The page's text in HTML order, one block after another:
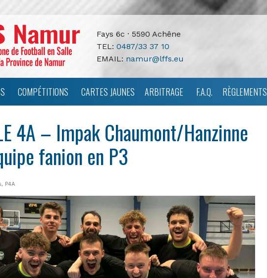
Fays 6c · 5590 Achêne
TEL: 0487/33 37 10
EMAIL: namur@lffs.eu
COMPÉTITIONS CARTES JAUNES ARBITRAGE F.A.Q. RÈGLEMENTS
4A – Impak Chaumont/Hanzinne
fanion en P3
, P4A